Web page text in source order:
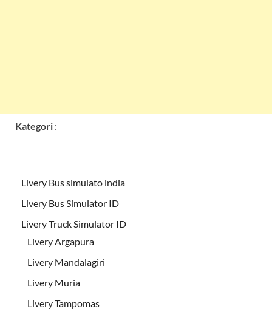
Kategori :
Livery Bus simulato india
Livery Bus Simulator ID
Livery Truck Simulator ID
Livery Argapura
Livery Mandalagiri
Livery Muria
Livery Tampomas